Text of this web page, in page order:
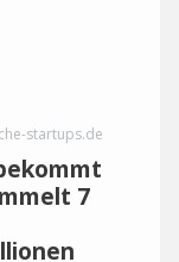
startups.de
7